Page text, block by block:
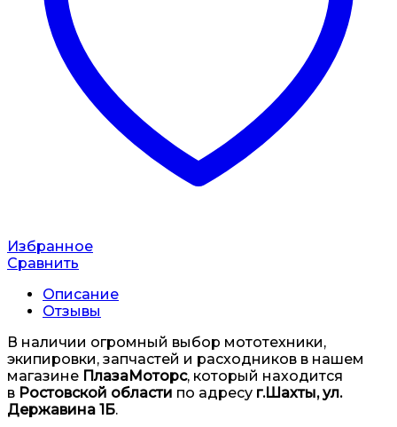
Избранное
Сравнить
Описание
Отзывы
В наличии огромный выбор мототехники,
экипировки, запчастей и расходников в нашем
магазине ПлазаМоторс, который находится
в Ростовской области по адресу г.Шахты, ул.
Державина 1Б.